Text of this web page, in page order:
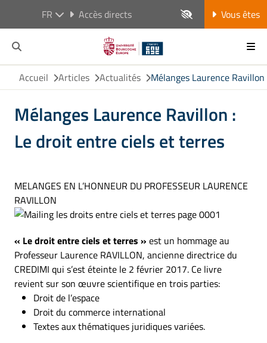
FR Accès directs Vous êtes
Accueil Articles Actualités Mélanges Laurence
Mélanges Laurence Ravillon :
Le droit entre ciels et terres
MELANGES EN L’HONNEUR DU PROFESSEUR LAURENCE
RAVILLON
« Le droit entre ciels et terres » est un hommage au
Professeur Laurence RAVILLON, ancienne directrice du
CREDIMI qui s’est éteinte le 2 février 2017. Ce livre
revient sur son œuvre scientifique en trois parties:
Droit de l’espace
Droit du commerce international
Textes aux thématiques juridiques variées.